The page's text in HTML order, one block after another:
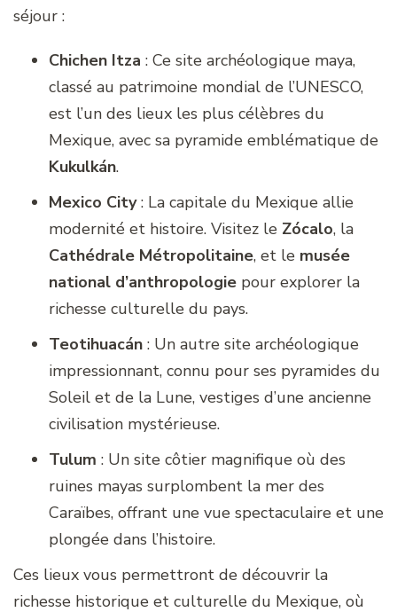
séjour :
Chichen Itza : Ce site archéologique maya,
classé au patrimoine mondial de l’UNESCO,
est l’un des lieux les plus célèbres du
Mexique, avec sa pyramide emblématique de
Kukulkán.
Mexico City: La capitale du Mexique allie
modernité et histoire. Visitez le Zócalo, la
Cathédrale Métropolitaine, et le musée
national d’anthropologie pour explorer la
richesse culturelle du pays.
Teotihuacán : Un autre site archéologique
impressionnant, connu pour ses pyramides du
Soleil et de la Lune, vestiges d’une ancienne
civilisation mystérieuse.
Tulum : Un site côtier magnifique où des
ruines mayas surplombent la mer des
Caraïbes, offrant une vue spectaculaire et une
plongée dans l’histoire.
Ces lieux vous permettront de découvrir la
richesse historique et culturelle du Mexique, où